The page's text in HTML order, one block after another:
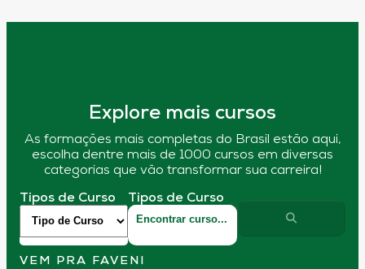
Explore mais cursos
As formações mais completas do Brasil estão aqui,
escolha dentre mais de 1000 cursos em diversas
categorias que vão transformar sua carreira!
Tipos de Curso Tipos de Curso
VEM PRA FAVENI